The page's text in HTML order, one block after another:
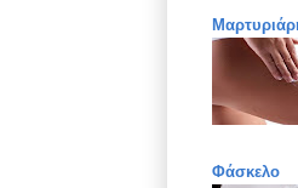
Φάσκελο